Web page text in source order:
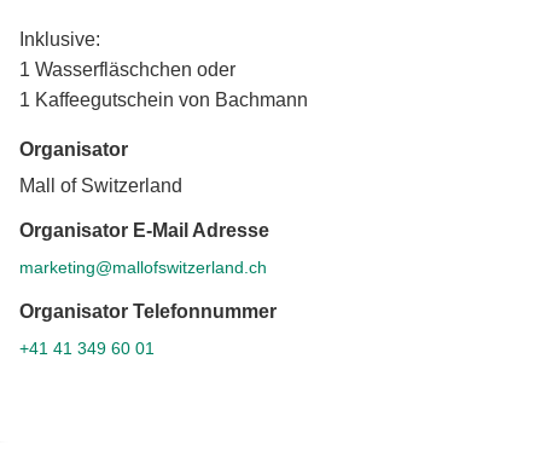
Inklusive:
1 Wasserfläschchen oder
1 Kaffeegutschein von Bachmann
Organisator
Mall of Switzerland
Organisator E-Mail Adresse
marketing@mallofswitzerland.ch
Organisator Telefonnummer
+41 41 349 60 01